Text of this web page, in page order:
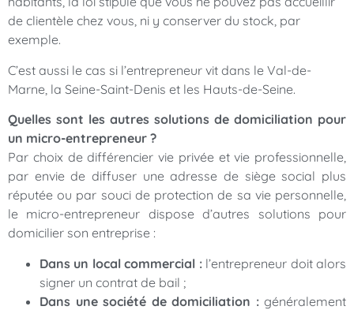
de clientèle chez vous, ni y conserver du stock, par
exemple.
C’est aussi le cas si l’entrepreneur vit dans le Val-de-
Marne, la Seine-Saint-Denis et les Hauts-de-Seine.
Quelles sont les autres solutions de domiciliation pour
un micro-entrepreneur ?
Par choix de différencier vie privée et vie professionnelle,
par envie de diffuser une adresse de siège social plus
réputée ou par souci de protection de sa vie personnelle,
le micro-entrepreneur dispose d’autres solutions pour
domicilier son entreprise :
Dans un local commercial :l’entrepreneur doit alors
signer un contrat de bail ;
Dans une société de domiciliation :généralement